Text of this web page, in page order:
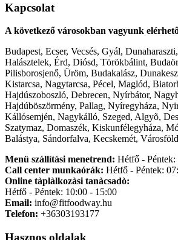
Kapcsolat
A következő városokban vagyunk
Budapest, Ecser, Vecsés, Gyál,
Halásztelek, Érd, Diósd, Törökbálint,
Pilisborosjenő, Üröm, Budakalász,
Kistarcsa, Nagytarcsa, Pécel, Maglód,
Hajdúszoboszló, Debrecen, Nyírbátor,
Hajdúböszörmény, Pallag, Nyíregyháza,
Kállósemjén, Nagykálló, Szeged, Algyõ,
Szatymaz, Domaszék, Kiskunfélegyháza,
Balástya, Sándorfalva, Kecskemét,
Menü szállítási menetrend: Hétfő -
Call center munkaórák: Hétfő - Péntek:
Online tàplàlkozàsi tanàcsadò:
Hétfő - Péntek: 10:00 - 15:00
Email: info@fitfoodway.hu
Telefon: +36303193177
Hasznos oldalak